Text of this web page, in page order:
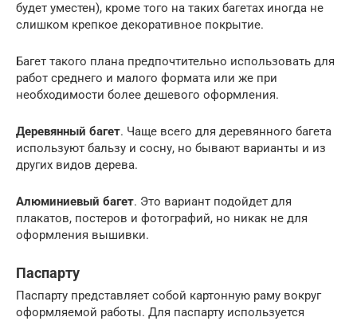
будет уместен), кроме того на таких багетах иногда не
слишком крепкое декоративное покрытие.
Багет такого плана предпочтительно использовать для
работ среднего и малого формата или же при
необходимости более дешевого оформления.
Деревянный багет. Чаще всего для деревянного багета
используют бальзу и сосну, но бывают варианты и из
других видов дерева.
Алюминиевый багет. Это вариант подойдет для
плакатов, постеров и фотографий, но никак не для
оформления вышивки.
Паспарту
Паспарту представляет собой картонную раму вокруг
оформляемой работы. Для паспарту используется